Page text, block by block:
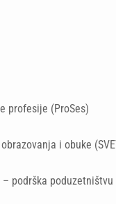
profesije (ProSes)
i obuke
– podrška